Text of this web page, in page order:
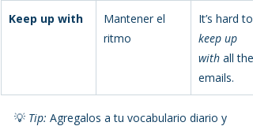
Keep up with
Mantener el
ritmo
It’s hard to
keep up
with all the
emails.
💡 Tip: Agregalos a tu vocabulario diario y